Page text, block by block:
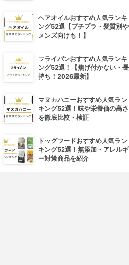
ヘアオイルおすすめ人気ランキ
ング52選【プチプラ・髪質別や
メンズ向けも！】
フライパンおすすめ人気ランキ
ング52選！【焦げ付かない・長
持ち！2026最新】
マヌカハニーおすすめ人気ラン
キング52選！味や栄養価の高さ
を徹底比較・検証
ドッグフードおすすめ人気ラン
キング52選！無添加・アレルギ
ー対策商品を紹介